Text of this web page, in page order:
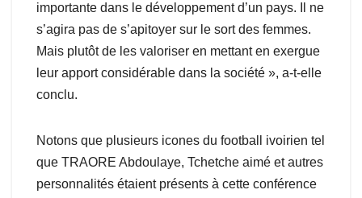
importante dans le développement d’un pays. Il ne
s’agira pas de s’apitoyer sur le sort des femmes.
Mais plutôt de les valoriser en mettant en exergue
leur apport considérable dans la société », a-t-elle
conclu.
Notons que plusieurs icones du football ivoirien tel
que TRAORE Abdoulaye, Tchetche aimé et autres
personnalités étaient présents à cette conférence